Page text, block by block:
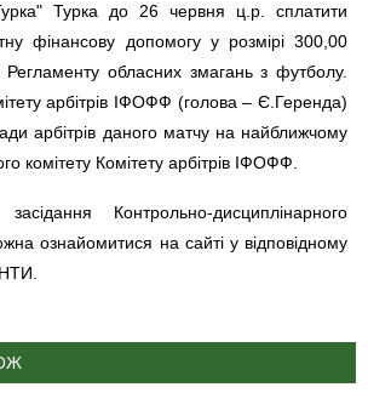
Турка до 26 червня ц.р. сплатити
фінансову допомогу у розмірі 300,00
обласних змагань з футболу.
арбітрів ІФОФФ (голова – Є.Геренда)
арбітрів даного матчу на найближчому
комітету Комітету арбітрів ІФОФФ.
Контрольно-дисциплінарного
ознайомитися на сайті у відповідному